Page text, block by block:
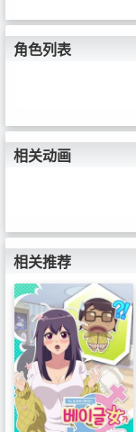
角色列表
相关动画
相关推荐